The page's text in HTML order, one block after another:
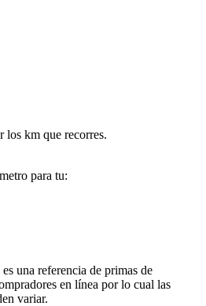
los km que recorres.
para tu:
una referencia de primas de
en línea por lo cual las
variar.